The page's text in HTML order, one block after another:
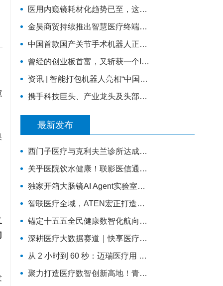
医用内窥镜耗材化趋势已至，这家企业凭一次性宫腔镜强势入局 | 复星·星未来创业营
金昊商贸持续推出智慧医疗终端，全力布局移动医疗市场
中国首款国产关节手术机器人正式量产下线！
曾经的创业板首富，又斩获一个IPO，市值超百亿
资讯 | 智能打包机器人亮相“中国医疗机器人产业创新大会”！
携手科技巨头、产业龙头及头部医院，锦瑟医疗如何发力混合现实手术导航？
最新发布
西门子医疗与克利夫兰诊所达成十年全面战略协议
关乎医院饮水健康！联影医信通与嵩正健康科技战略合作
独家开箱大肠镜AI Agent实验室！鸿海医疗机器人成开刀房新要角
智联医疗全域，ATEN宏正打造智慧医疗一体化连接解决方案
锚定十五五全民健康数智化航向，昂科物联网全域技术筑牢智慧医院数字底座
深耕医疗大数据赛道｜快享医疗聚力开拓行业新价值
从 2 小时到 60 秒：迈瑞医疗用 AI 改写了医院最累科室的工作方式
聚力打造医疗数智创新高地！青大附院医疗数智联合实验室正式启用